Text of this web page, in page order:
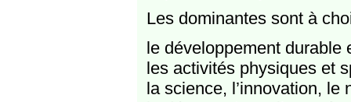
Les dominantes sont à
le développement durable
les activités physiques et
la science, l’innovation, le